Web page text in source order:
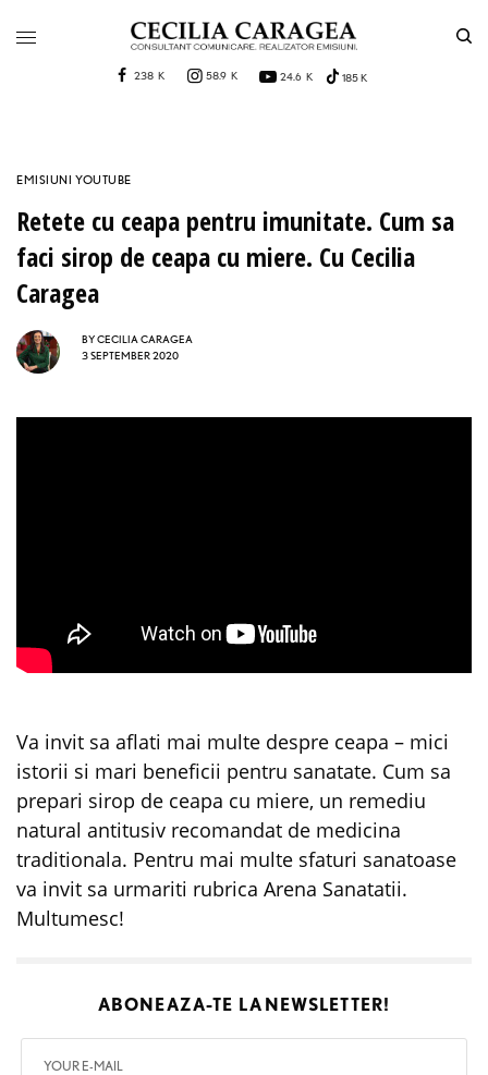
238 K 58.9 K 24.6 K 185 K
EMISIUNI YOUTUBE
Retete cu ceapa pentru imunitate. Cum sa
faci sirop de ceapa cu miere. Cu Cecilia
Caragea
BYCECILIA CARAGEA
3 SEPTEMBER 2020
Va invit sa aflati mai multe despre ceapa – mici
istorii si mari beneficii pentru sanatate. Cum sa
prepari sirop de ceapa cu miere, un remediu
natural antitusiv recomandat de medicina
traditionala. Pentru mai multe sfaturi sanatoase
va invit sa urmariti rubrica Arena Sanatatii.
Multumesc!
ABONEAZA-TE LA NEWSLETTER!